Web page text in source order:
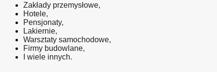
Zakłady przemysłowe,
Hotele,
Pensjonaty,
Lakiernie,
Warsztaty samochodowe,
Firmy budowlane,
I wiele innych.